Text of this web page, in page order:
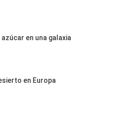
en una galaxia
en Europa